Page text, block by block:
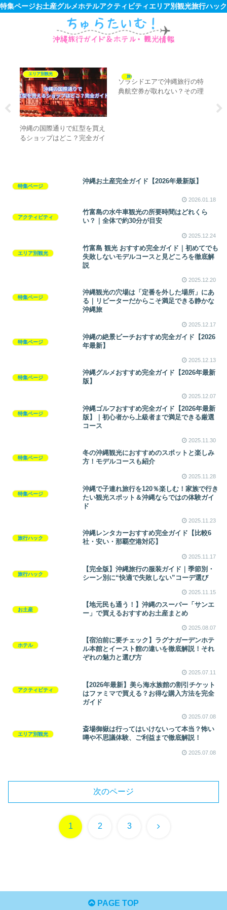
特集ページお土産グルメホテルアクティビティエリア別観光旅行ハック
エリア別観光
沖縄の国際通りで紅型を買え
るショップはどこ？完全ガイ
旅行ハック
ソラシドエアで沖縄旅行の特
典航空券が取れない？その理
説
特集ページ
沖縄お土産完全ガイド【2026年最新版】
2026.01.18
アクティビティ
竹富島の水牛車観光の所要時間はどれくら
い？｜全体で約30分が目安
2025.12.24
エリア別観光
竹富島 観光 おすすめ完全ガイド｜初めてでも
失敗しないモデルコースと見どころを徹底解
説
2025.12.20
特集ページ
沖縄観光の穴場は「定番を外した場所」にあ
る｜リピーターだからこそ満足できる静かな
沖縄旅
2025.12.17
特集ページ
沖縄の絶景ビーチおすすめ完全ガイド【2026
年最新】
2025.12.13
特集ページ
沖縄グルメおすすめ完全ガイド【2026年最新
版】
2025.12.07
特集ページ
沖縄ゴルフおすすめ完全ガイド【2026年最新
版】｜初心者から上級者まで満足できる厳選
コース
2025.11.30
特集ページ
冬の沖縄観光におすすめのスポットと楽しみ
方！モデルコースも紹介
2025.11.28
特集ページ
沖縄で子連れ旅行を120％楽しむ！家族で行き
たい観光スポット＆沖縄ならではの体験ガイ
ド
2025.11.23
旅行ハック
沖縄レンタカーおすすめ完全ガイド【比較6
社・安い・那覇空港対応】
2025.11.17
旅行ハック
【完全版】沖縄旅行の服装ガイド｜季節別・
シーン別に“快適で失敗しない”コーデ選び
2025.11.15
お土産
【地元民も通う！】沖縄のスーパー「サンエ
ー」で買えるおすすめお土産まとめ
2025.08.07
ホテル
【宿泊前に要チェック】ラグナガーデンホテ
ル本館とイースト館の違いを徹底解説！それ
ぞれの魅力と選び方
2025.07.11
アクティビティ
【2026年最新】美ら海水族館の割引チケット
はファミマで買える？お得な購入方法を完全
ガイド
2025.07.08
エリア別観光
斎場御嶽は行ってはいけないって本当？怖い
噂や不思議体験、ご利益まで徹底解説！
2025.07.08
次のページ
1 2 3 次
PAGE TOP